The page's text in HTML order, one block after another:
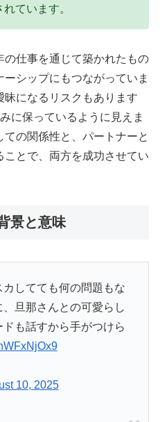
ています。
の仕事を通じて築かれたもの
シップにもつながっていま
になるリスクもあります
に保っているように見えま
の関係性と、パートナーと
ことで、両方を成功させてい
景と意味
してても何の問題もな
旦那さんとの可愛らし
も話すから手がつけら
10, 2025